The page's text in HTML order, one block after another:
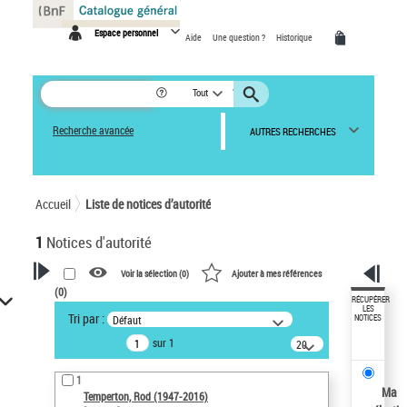
Espace personnel Aide Une question ? Historique
Tout
Recherche avancée AUTRES RECHERCHES
Accueil Liste de notices d’autorité
1 Notices d'autorité
VOTRE RECHERCHE
Recherche avancée dans les
notices d’autorité
Œuvres liées à l'auteur :
Temperton, Rod (1947-2016)
Voir la sélection (0) Ajouter à mes références
(0)
Tri par : Défaut
sur 1
20
résultats/page
1
Temperton, Rod (1947-2016)
RÉCUPÉRER
LES
NOTICES
Ma
Panneau de gestion des cookies